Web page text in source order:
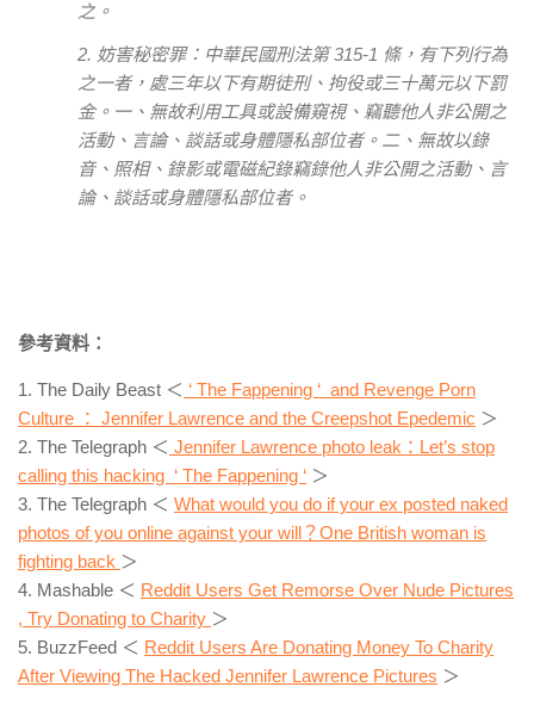
之。
2. 妨害秘密罪：中華民國刑法第 315-1 條，有下列行為
之一者，處三年以下有期徒刑、拘役或三十萬元以下罰
金。一、無故利用工具或設備窺視、竊聽他人非公開之
活動、言論、談話或身體隱私部位者。二、無故以錄
音、照相、錄影或電磁紀錄竊錄他人非公開之活動、言
論、談話或身體隱私部位者。
參考資料：
1. The Daily Beast ＜ ‘ The Fappening ‘ and Revenge Porn
Culture ： Jennifer Lawrence and the Creepshot Epedemic ＞
2. The Telegraph ＜ Jennifer Lawrence photo leak：Let’s stop
calling this hacking ‘ The Fappening ‘ ＞
3. The Telegraph ＜ What would you do if your ex posted naked
photos of you online against your will？One British woman is
fighting back ＞
4. Mashable ＜ Reddit Users Get Remorse Over Nude Pictures
, Try Donating to Charity ＞
5. BuzzFeed ＜ Reddit Users Are Donating Money To Charity
After Viewing The Hacked Jennifer Lawrence Pictures ＞